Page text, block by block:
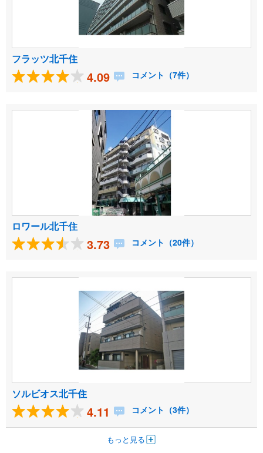
フラッツ北千住
4.09 コメント（7件）
ロワール北千住
3.73 コメント（20件）
ソルビオス北千住
4.11 コメント（3件）
もっと見る